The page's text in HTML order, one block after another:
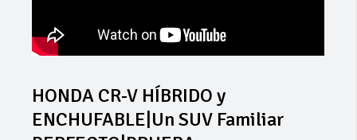
HONDA CR-V HÍBRIDO y
ENCHUFABLE|Un SUV Familiar